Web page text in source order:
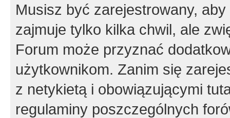
Musisz być zarejestrowany,
zajmuje tylko kilka chwil, ale
Forum może przyznać
użytkownikom. Zanim się
z netykietą i obowiązującymi
regulaminy poszczególnych